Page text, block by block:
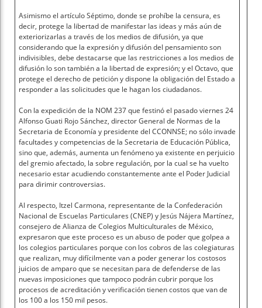
Asimismo el artículo Séptimo, donde se prohíbe la censura, es
decir, protege la libertad de manifestar las ideas y más aún de
exteriorizarlas a través de los medios de difusión, ya que
considerando que la expresión y difusión del pensamiento son
indivisibles, debe destacarse que las restricciones a los medios de
difusión lo son también a la libertad de expresión; y el Octavo, que
protege el derecho de petición y dispone la obligación del Estado a
responder a las solicitudes que le hagan los ciudadanos.
Con la expedición de la NOM 237 que festinó el pasado viernes 24
Alfonso Guati Rojo Sánchez, director General de Normas de la
Secretaria de Economía y presidente del CCONNSE; no sólo invade
facultades y competencias de la Secretaria de Educación Pública,
sino que, además, aumenta un fenómeno ya existente en perjuicio
del gremio afectado, la sobre regulación, por la cual se ha vuelto
necesario estar acudiendo constantemente ante el Poder Judicial
para dirimir controversias.
Al respecto, Itzel Carmona, representante de la Confederación
Nacional de Escuelas Particulares (CNEP) y Jesús Nájera Martínez,
consejero de Alianza de Colegios Multiculturales de México,
expresaron que este proceso es un abuso de poder que golpea a
los colegios particulares porque con los cobros de las colegiaturas
que realizan, muy difícilmente van a poder generar los costosos
juicios de amparo que se necesitan para de defenderse de las
nuevas imposiciones que tampoco podrán cubrir porque los
procesos de acreditación y verificación tienen costos que van de
los 100 a los 150 mil pesos.